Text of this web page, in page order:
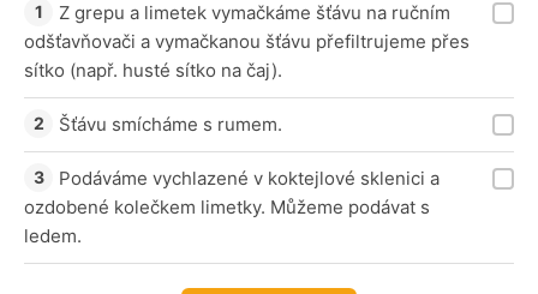
Z grepu a limetek vymačkáme šťávu na ručním
odšťavňovači a vymačkanou šťávu přefiltrujeme přes
sítko (např. husté sítko na čaj).
Šťávu smícháme s rumem.
Podáváme vychlazené v koktejlové sklenici a
ozdobené kolečkem limetky. Můžeme podávat s
ledem.